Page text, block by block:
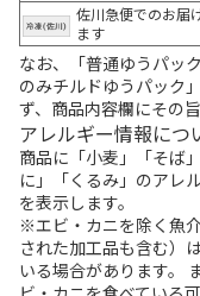
佐川急便でのお届
ます
なお、「普通ゆうパッ
のみチルドゆうパック
ず、商品内容欄にその
アレルギー情報につ
商品に「小麦」「そば
に」「くるみ」のアレ
を表示します。
※エビ・カニを除く魚
された加工品も含む）
いる場合があります。